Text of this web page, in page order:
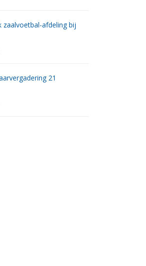
zaalvoetbal-afdeling bij
21